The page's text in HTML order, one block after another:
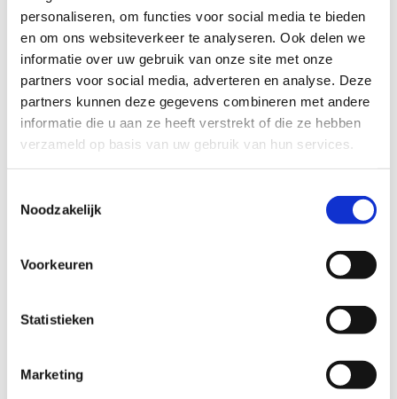
personaliseren, om functies voor social media te bieden
en om ons websiteverkeer te analyseren. Ook delen we
informatie over uw gebruik van onze site met onze
partners voor social media, adverteren en analyse. Deze
partners kunnen deze gegevens combineren met andere
informatie die u aan ze heeft verstrekt of die ze hebben
verzameld op basis van uw gebruik van hun services.
Noodzakelijk
Voorkeuren
Statistieken
Marketing
Ja, ik ontvang graag de nieuwsbrief van
Sport Vlaanderen met updates over
evenementen.
georganiseerd door Sport Vlaanderen, ga ik